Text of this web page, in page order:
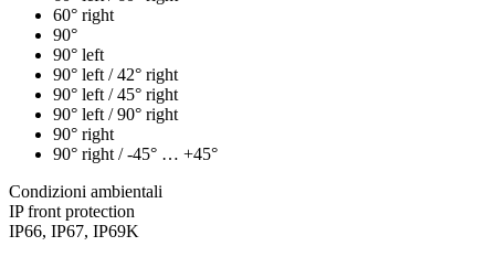
60° right
90°
90° left
90° left / 42° right
90° left / 45° right
90° left / 90° right
90° right
90° right / -45° … +45°
Condizioni ambientali
IP front protection
IP66, IP67, IP69K